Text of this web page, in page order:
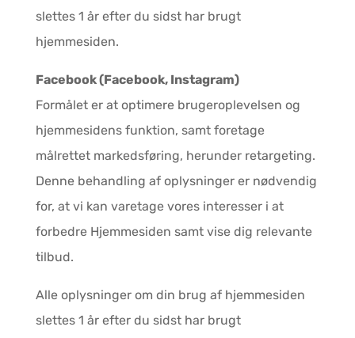
slettes 1 år efter du sidst har brugt
hjemmesiden.
Facebook (Facebook, Instagram)
Formålet er at optimere brugeroplevelsen og
hjemmesidens funktion, samt foretage
målrettet markedsføring, herunder retargeting.
Denne behandling af oplysninger er nødvendig
for, at vi kan varetage vores interesser i at
forbedre Hjemmesiden samt vise dig relevante
tilbud.
Alle oplysninger om din brug af hjemmesiden
slettes 1 år efter du sidst har brugt